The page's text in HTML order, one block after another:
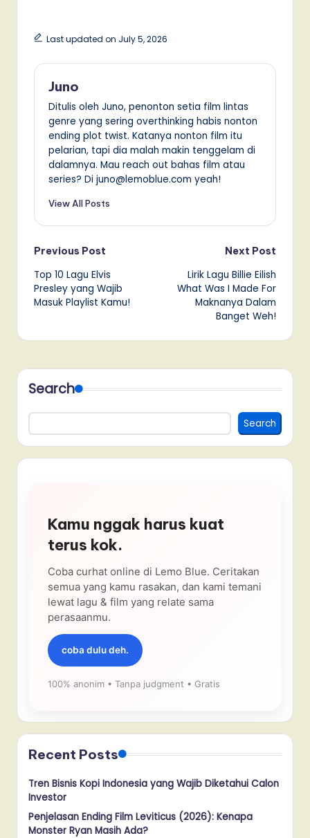
Last updated on July 5, 2026
Juno
Ditulis oleh Juno, penonton setia film lintas
genre yang sering overthinking habis nonton
ending plot twist. Katanya nonton film itu
pelarian, tapi dia malah makin tenggelam di
dalamnya. Mau reach out bahas film atau
series? Di juno@lemoblue.com yeah!
View All Posts
Post
navigation
Previous Post
Top 10 Lagu Elvis
Presley yang Wajib
Masuk Playlist Kamu!
Next Post
Lirik Lagu Billie Eilish
What Was I Made For
Maknanya Dalam
Banget Weh!
Search
Search
Kamu nggak harus kuat
terus kok.
Coba curhat online di Lemo Blue. Ceritakan
semua yang kamu rasakan, dan kami temani
lewat lagu & film yang relate sama
perasaanmu.
coba dulu deh.
100% anonim • Tanpa judgment • Gratis
Recent Posts
Tren Bisnis Kopi Indonesia yang Wajib Diketahui Calon
Investor
Penjelasan Ending Film Leviticus (2026): Kenapa
Monster Ryan Masih Ada?